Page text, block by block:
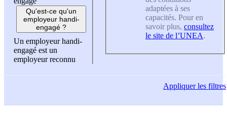
Qu'est-ce qu'un
employeur handi-
engagé ?
Un employeur handi-
engagé est un
employeur reconnu
adaptées à ses
capacités. Pour en
savoir plus, consultez
le site de l’UNEA.
Appliquerles filtres